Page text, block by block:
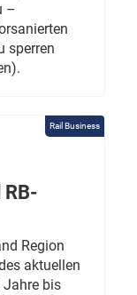
–
sperren
Rail Business
RB-
Region
aktuellen
Jahre bis